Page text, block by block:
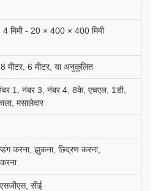
मिमी - 20 × 400 × 400 मिमी
मीटर, 6 मीटर, या अनुकूलित
1, नंबर 3, नंबर 4, 8के, एचएल, 1डी,
मसालेदार
करना, झुकना, छिद्रण करना,
सीई